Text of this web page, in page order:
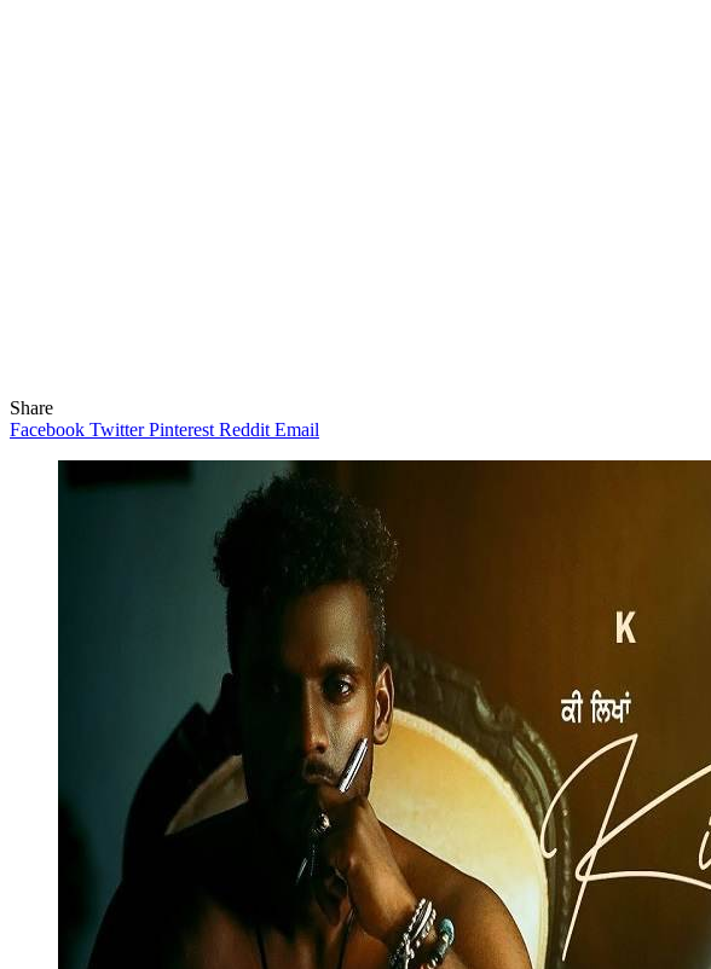
Share
Facebook Twitter Pinterest Reddit Email